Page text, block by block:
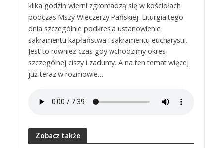
kilka godzin wierni zgromadzą się w kościołach
podczas Mszy Wieczerzy Pańskiej. Liturgia tego
dnia szczególnie podkreśla ustanowienie
sakramentu kapłaństwa i sakramentu eucharystii.
Jest to również czas gdy wchodzimy okres
szczególnej ciszy i zadumy. A na ten temat więcej
już teraz w rozmowie…
Zobacz także